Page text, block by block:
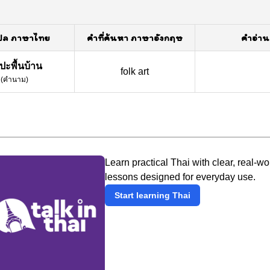
ภาษาไทย คำที่ค้นหา ภาษาอังกฤษ คำอ่าน
ะพื้นบ้าน
(คำนาม)
folk art
Learn practical Thai with clear, real-
lessons designed for everyday use.
Start learning Thai